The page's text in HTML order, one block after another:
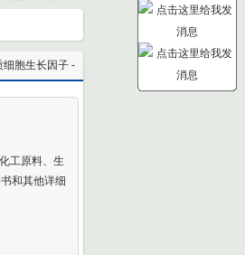
细胞生长因子 -
工原料、生
和其他详细